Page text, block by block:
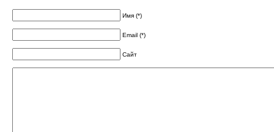
Имя (*)
Email (*)
Сайт